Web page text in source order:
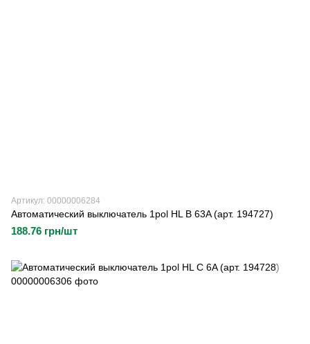
Артикул: 00000006284
Автоматический выключатель 1pol HL B 63A (арт. 194727)
188.76 грн/шт